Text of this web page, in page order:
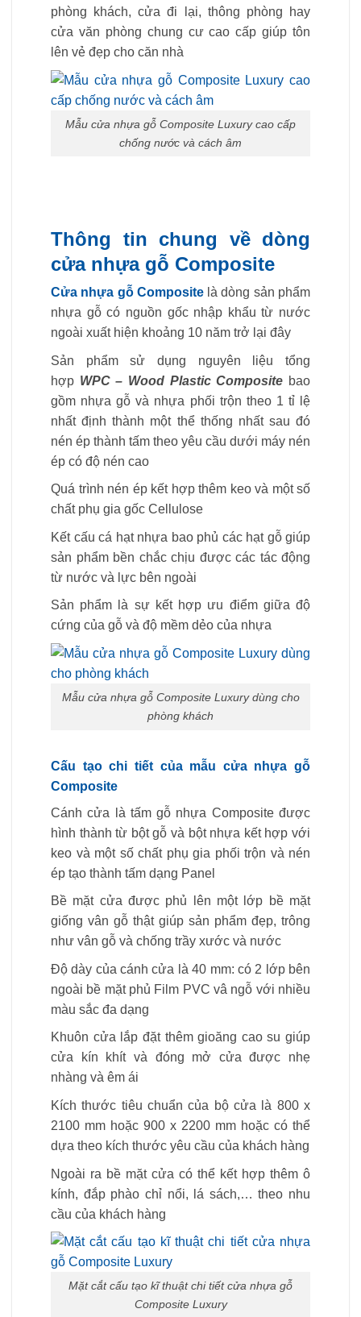
phòng khách, cửa đi lại, thông phòng hay
cửa văn phòng chung cư cao cấp giúp tôn
lên vẻ đẹp cho căn nhà
Mẫu cửa nhựa gỗ Composite Luxury cao cấp
chống nước và cách âm
Thông tin chung về dòng
cửa nhựa gỗ Composite
Cửa nhựa gỗ Compositelà dòng sản phẩm
nhựa gỗ có nguồn gốc nhập khẩu từ nước
ngoài xuất hiện khoảng 10 năm trở lại đây
Sản phẩm sử dụng nguyên liệu tổng
hợp WPC – Wood Plastic Composite bao
gồm nhựa gỗ và nhựa phối trộn theo 1 tỉ lệ
nhất định thành một thể thống nhất sau đó
nén ép thành tấm theo yêu cầu dưới máy nén
ép có độ nén cao
Quá trình nén ép kết hợp thêm keo và một số
chất phụ gia gốc Cellulose
Kết cấu cá hạt nhựa bao phủ các hạt gỗ giúp
sản phẩm bền chắc chịu được các tác động
từ nước và lực bên ngoài
Sản phẩm là sự kết hợp ưu điểm giữa độ
cứng của gỗ và độ mềm dẻo của nhựa
Mẫu cửa nhựa gỗ Composite Luxury dùng cho
phòng khách
Cấu tạo chi tiết của mẫu cửa nhựa gỗ
Composite
Cánh cửa là tấm gỗ nhựa Composite được
hình thành từ bột gỗ và bột nhựa kết hợp với
keo và một số chất phụ gia phối trộn và nén
ép tạo thành tấm dạng Panel
Bề mặt cửa được phủ lên một lớp bề mặt
giống vân gỗ thật giúp sản phẩm đẹp, trông
như vân gỗ và chống trầy xước và nước
Độ dày của cánh cửa là 40 mm: có 2 lớp bên
ngoài bề mặt phủ Film PVC vâ ngỗ với nhiều
màu sắc đa dạng
Khuôn cửa lắp đặt thêm gioăng cao su giúp
cửa kín khít và đóng mở cửa được nhẹ
nhàng và êm ái
Kích thước tiêu chuẩn của bộ cửa là 800 x
2100 mm hoặc 900 x 2200 mm hoặc có thể
dựa theo kích thước yêu cầu của khách hàng
Ngoài ra bề mặt cửa có thể kết hợp thêm ô
kính, đắp phào chỉ nổi, lá sách,… theo nhu
cầu của khách hàng
Mặt cắt cấu tạo kĩ thuật chi tiết cửa nhựa gỗ
Composite Luxury